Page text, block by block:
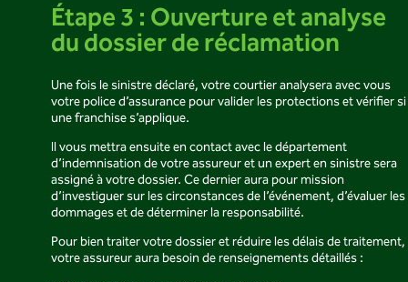
Étape 3 : Ouverture et analyse
du dossier de réclamation
Une fois le sinistre déclaré, votre courtier analysera avec vous
votre police d’assurance pour valider les protections et vérifier si
une franchise s’applique.
Il vous mettra ensuite en contact avec le département
d’indemnisation de votre assureur et un expert en sinistre sera
assigné à votre dossier. Ce dernier aura pour mission
d’investiguer sur les circonstances de l’événement, d’évaluer les
dommages et de déterminer la responsabilité.
Pour bien traiter votre dossier et réduire les délais de traitement,
votre assureur aura besoin de renseignements détaillés :